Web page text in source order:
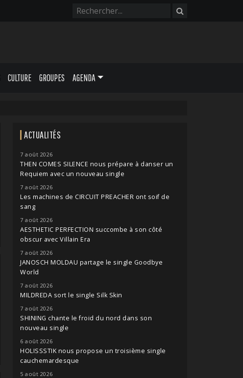
CULTURE GROUPES AGENDA
ACTUALITÉS
7 août 2026
THEN COMES SILENCE nous prépare à danser un
Requiem avec un nouveau single
7 août 2026
Les machines de CIRCUIT PREACHER ont soif de
sang
7 août 2026
AESTHETIC PERFECTION succombe à son côté
obscur avec Villain Era
7 août 2026
JANOSCH MOLDAU partage le single Goodbye
World
7 août 2026
MILDREDA sort le single Silk Skin
7 août 2026
SHINING chante le froid du nord dans son
nouveau single
6 août 2026
HOLISSSTIK nous propose un troisième single
cauchemardesque
5 août 2026